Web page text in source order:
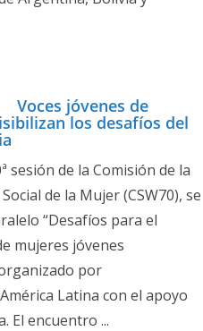
Voces jóvenes de
los desafíos del
sesión de la Comisión de la
de la Mujer (CSW70), se
“Desafíos para el
mujeres jóvenes
por
Latina con el apoyo
El encuentro ...